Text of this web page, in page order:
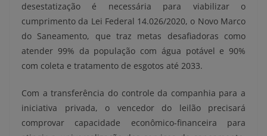
desestatização é necessária para viabilizar o
cumprimento da Lei Federal 14.026/2020, o Novo Marco
do Saneamento, que traz metas desafiadoras como
atender 99% da população com água potável e 90%
com coleta e tratamento de esgotos até 2033.
Com a transferência do controle da companhia para a
iniciativa privada, o vencedor do leilão precisará
comprovar capacidade econômico-financeira para